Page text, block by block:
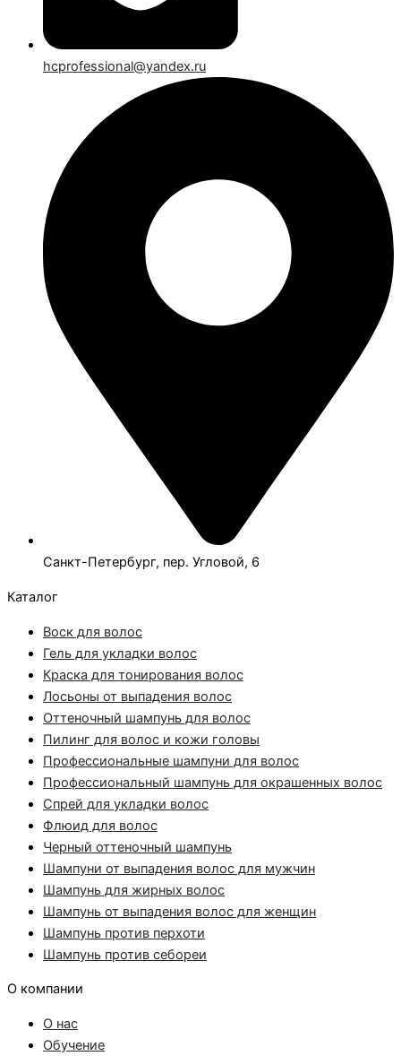
hcprofessional@yandex.ru
Санкт-Петербург, пер. Угловой, 6
Каталог
Воск для волос
Гель для укладки волос
Краска для тонирования волос
Лосьоны от выпадения волос
Оттеночный шампунь для волос
Пилинг для волос и кожи головы
Профессиональные шампуни для волос
Профессиональный шампунь для окрашенных волос
Спрей для укладки волос
Флюид для волос
Черный оттеночный шампунь
Шампуни от выпадения волос для мужчин
Шампунь для жирных волос
Шампунь от выпадения волос для женщин
Шампунь против перхоти
Шампунь против себореи
О компании
О нас
Обучение